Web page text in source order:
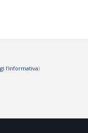
l'informativa)